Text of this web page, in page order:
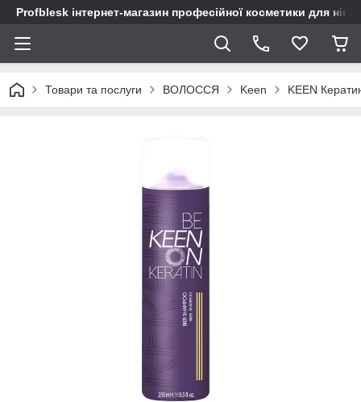
Profblesk інтернет-магазин професійної косметики для
Товари та послуги ВОЛОССЯ Keen KEEN